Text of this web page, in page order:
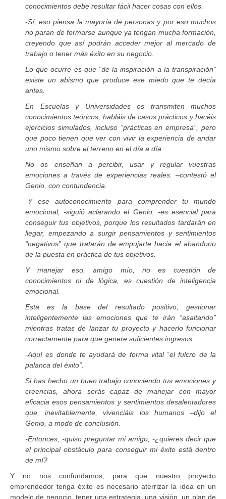
conocimientos debe resultar fácil hacer cosas con ellos.
-Sí, eso piensa la mayoría de personas y por eso muchos
no paran de formarse aunque ya tengan mucha formación,
creyendo que así podrán acceder mejor al mercado de
trabajo o tener más éxito en su negocio.
Lo que ocurre es que “de la inspiración a la transpiración”
existe un abismo que produce ese miedo que te decía
antes.
En Escuelas y Universidades os transmiten muchos
conocimientos teóricos, habláis de casos prácticos y hacéis
ejercicios simulados, incluso “prácticas en empresa”, pero
que poco tienen que ver con vivir la experiencia de andar
uno mismo sobre el terreno en el día a día.
No os enseñan a percibir, usar y regular vuestras
emociones a través de experiencias reales. –contestó el
Genio, con contundencia.
-Y ese autoconocimiento para comprender tu mundo
emocional, -siguió aclarando el Genio, -es esencial para
conseguir tus objetivos, porque los resultados tardarán en
llegar, empezando a surgir pensamientos y sentimientos
“negativos” que tratarán de empujarte hacia el abandono
de la puesta en práctica de tus objetivos.
Y manejar eso, amigo mío, no es cuestión de
conocimientos ni de lógica, es cuestión de inteligencia
emocional.
Esta es la base del resultado positivo, gestionar
inteligentemente las emociones que te irán “asaltando”
mientras tratas de lanzar tu proyecto y hacerlo funcionar
correctamente para que genere suficientes ingresos.
-Aquí es donde te ayudará de forma vital “el fulcro de la
palanca del éxito”.
Si has hecho un buen trabajo conociendo tus emociones y
creencias, ahora serás capaz de manejar con mayor
eficacia esos pensamientos y sentimientos desalentadores
que, inevitablemente, vivenciáis los humanos –dijo el
Genio, a modo de conclusión.
-Entonces, -quiso preguntar mi amigo, -¿quieres decir que
el principal obstáculo para conseguir mi éxito está dentro
de mí?
Y no nos confundamos, para que nuestro proyecto
emprendedor tenga éxito es necesario aterrizar la idea en un
modelo de negocio, tener una estrategia, una visión, un plan de